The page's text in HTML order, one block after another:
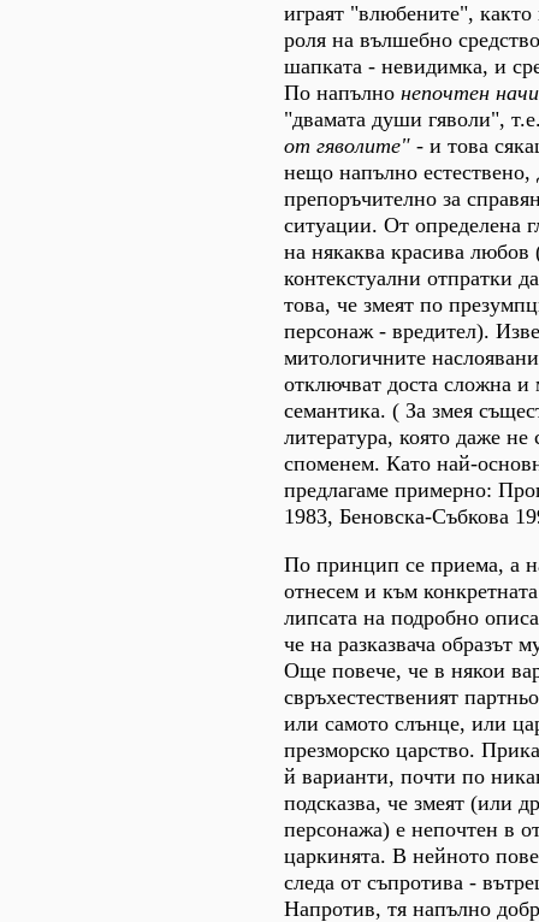
играят "влюбените",
роля на вълшебно
шапката - невидимка, и
По напълно непочтен
"двамата души гяволи",
от гяволите" - и това
нещо напълно естествено,
препоръчително за
ситуации. От определена
на някаква красива
контекстуални отпратки
това, че змеят по
персонаж - вредител).
митологичните
отключват доста сложна и
семантика. ( За змея
литература, която даже не
споменем. Като най-
предлагаме примерно:
1983, Беновска-Събкова
По принцип се приема, а
отнесем и към
липсата на подробно
че на разказвача образът
Още повече, че в някои
свръхестественият
или самото слънце, или
презморско царство.
й варианти, почти по
подсказва, че змеят (или
персонажа) е непочтен в
царкинята. В нейното
следа от съпротива -
Напротив, тя напълно